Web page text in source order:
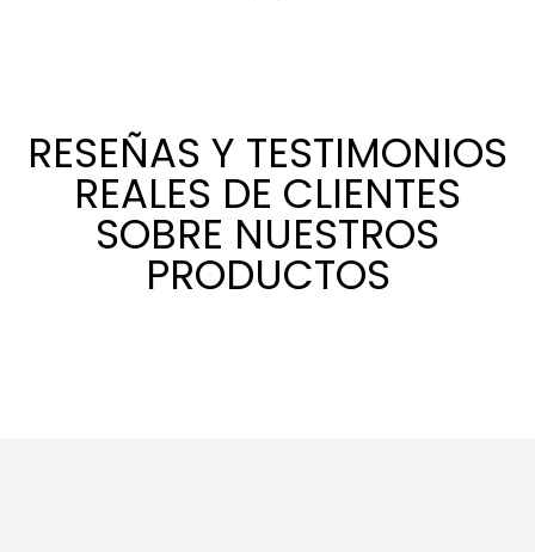
RESEÑAS Y TESTIMONIOS
REALES DE CLIENTES
SOBRE NUESTROS
PRODUCTOS